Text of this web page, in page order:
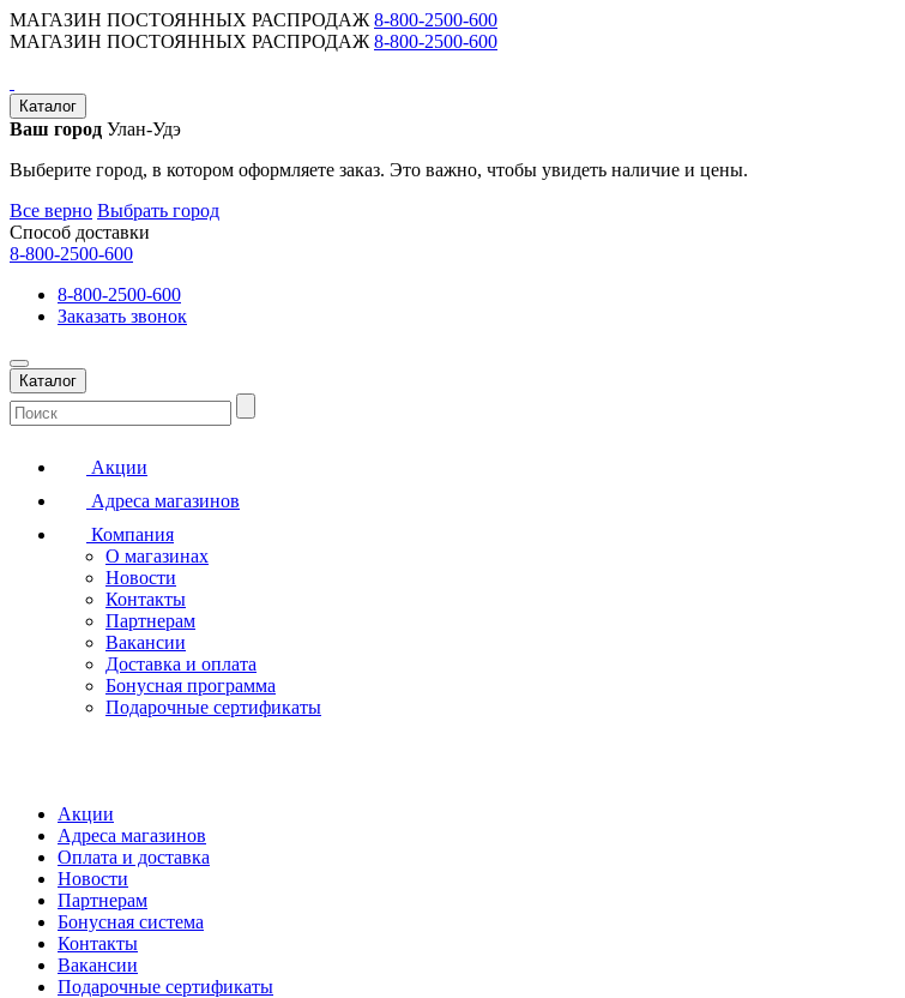
МАГАЗИН ПОСТОЯННЫХ РАСПРОДАЖ 8-800-2500-600
МАГАЗИН ПОСТОЯННЫХ РАСПРОДАЖ 8-800-2500-600
Каталог
Ваш город Улан-Удэ
Выберите город, в котором оформляете заказ. Это важно, чтобы увидеть наличие и цены.
Все верно Выбрать город
Способ доставки
8-800-2500-600
8-800-2500-600
Заказать звонок
Каталог
Акции
Адреса магазинов
Компания
О магазинах
Новости
Контакты
Партнерам
Вакансии
Доставка и оплата
Бонусная программа
Подарочные сертификаты
Акции
Адреса магазинов
Оплата и доставка
Новости
Партнерам
Бонусная система
Контакты
Вакансии
Подарочные сертификаты